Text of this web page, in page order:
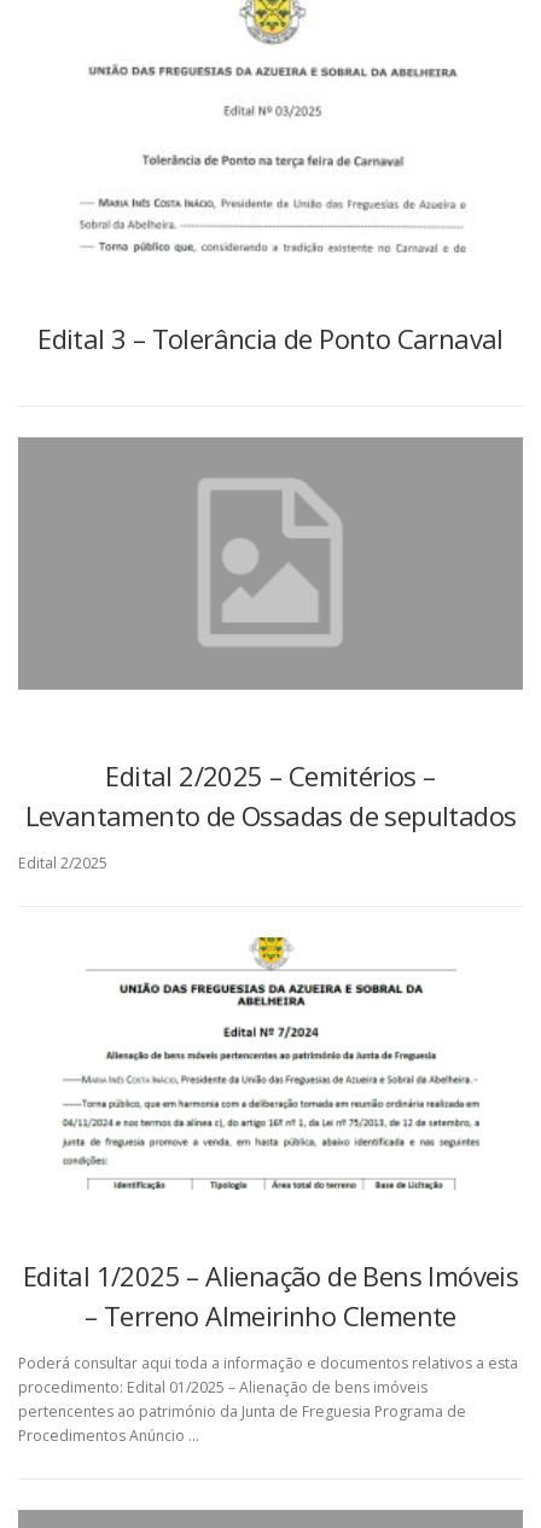
Edital 3 – Tolerância de Ponto Carnaval
Edital 2/2025 – Cemitérios –
Levantamento de Ossadas de sepultados
Edital 2/2025
Edital 1/2025 – Alienação de Bens Imóveis
– Terreno Almeirinho Clemente
Poderá consultar aqui toda a informação e documentos relativos a esta
procedimento: Edital 01/2025 – Alienação de bens imóveis
pertencentes ao património da Junta de Freguesia Programa de
Procedimentos Anúncio …